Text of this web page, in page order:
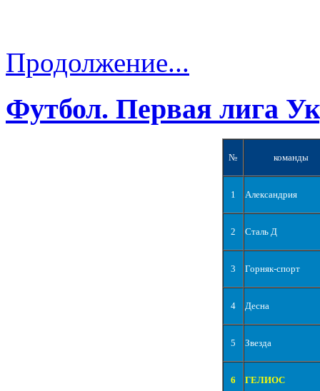
Продолжение...
Футбол. Первая лига
№ команды
1 Александрия
2 Сталь Д
3 Горняк-спорт
4 Десна
5 Звезда
6 ГЕЛИОС